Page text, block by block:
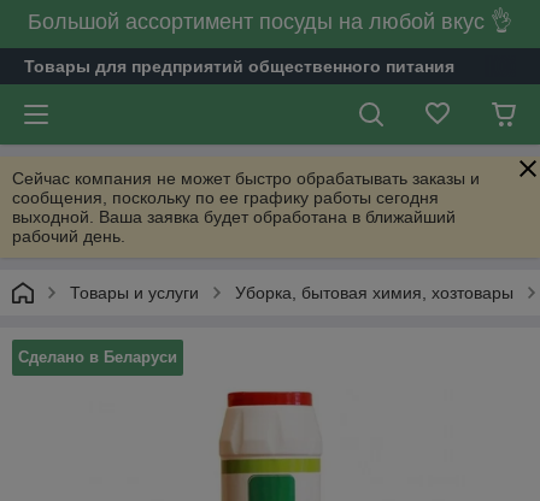
Большой ассортимент посуды на любой вкус 👌
Товары для предприятий общественного питания
Сейчас компания не может быстро обрабатывать заказы и
сообщения, поскольку по ее графику работы сегодня
выходной. Ваша заявка будет обработана в ближайший
рабочий день.
Товары и услуги Уборка, бытовая химия, хозтовары
Сделано в Беларуси